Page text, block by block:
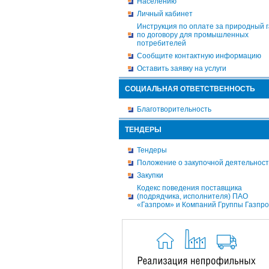
Личный кабинет
Инструкция по оплате за природный
по договору для промышленных
потребителей
Сообщите контактную информацию
Оставить заявку на услуги
СОЦИАЛЬНАЯ ОТВЕТСТВЕННОСТЬ
Благотворительность
ТЕНДЕРЫ
Тендеры
Положение о закупочной
Закупки
Кодекс поведения поставщика
(подрядчика, исполнителя) ПАО
«Газпром» и Компаний Группы